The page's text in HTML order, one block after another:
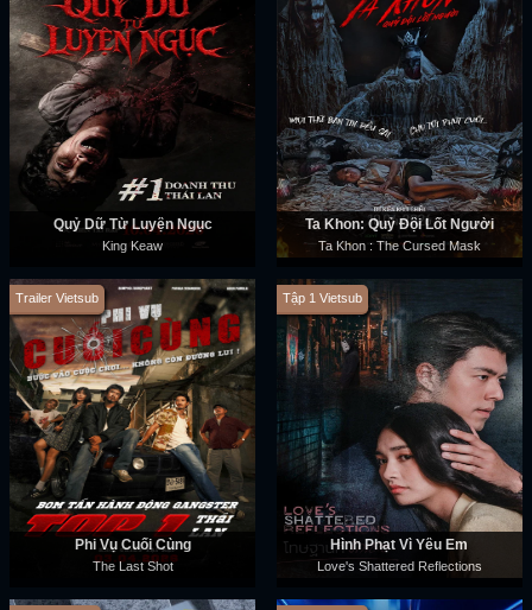
Quỷ Dữ Từ Luyện Ngục
King Keaw
Ta Khon: Quỷ Đội Lốt Người
Ta Khon : The Cursed Mask
Trailer Vietsub
Phi Vụ Cuối Cùng
The Last Shot
Tập 1 Vietsub
Hình Phạt Vì Yêu Em
Love's Shattered Reflections